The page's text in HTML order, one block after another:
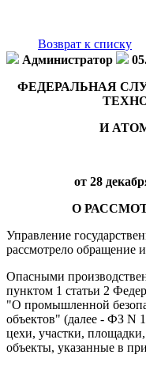
Возврат к списку
Администратор
ФЕДЕРАЛЬНАЯ
И
от 28
О
Управление
рассмотрело обращение
Опасными
пунктом 1 статьи 2
"О промышленной
объектов" (далее - ФЗ N
цехи, участки,
объекты, указанные в